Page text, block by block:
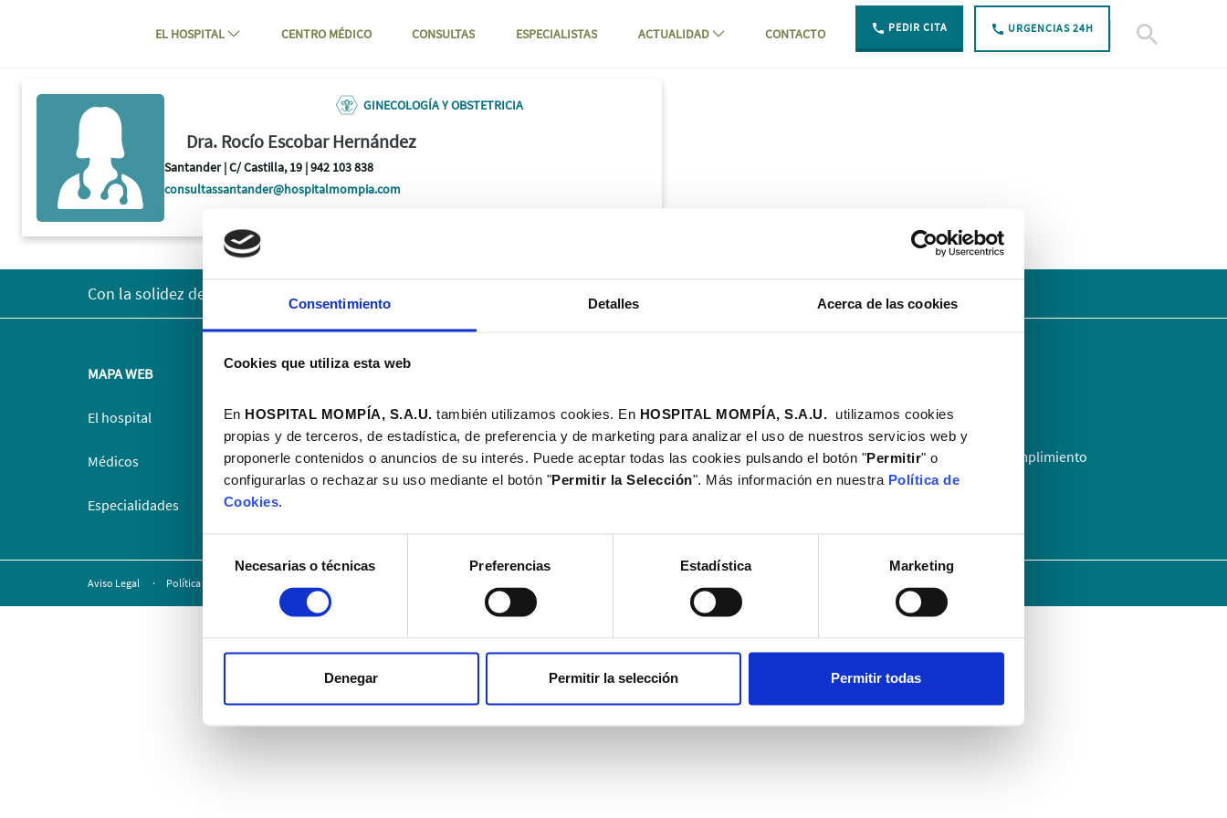
Consentimiento Detalles Acerca de las cookies
Cookies que utiliza esta web
En HOSPITAL MOMPÍA, S.A.U. también utilizamos cookies. En HOSPITAL MOMPÍA, S.A.U. utilizamos cookies
propias y de terceros, de estadística, de preferencia y de marketing para analizar el uso de nuestros servicios web y
proponerle contenidos o anuncios de su interés. Puede aceptar todas las cookies pulsando el botón "Permitir" o
configurarlas o rechazar su uso mediante el botón "Permitir la Selección". Más información en nuestra Política de
Cookies.
consentimiento
Necesarias o técnicas Preferencias Estadística Marketing
Denegar Permitir la selección Permitir todas
NavegaciónEL HOSPITAL CENTRO MÉDICO CONSULTAS ESPECIALISTAS ACTUALIDAD CONTACTO PEDIR CITA URGENCIAS 24H
Dra. Rocío Escobar Hernández - Hospital Mompía
GINECOLOGÍA Y OBSTETRICIA
Dra. Rocío Escobar Hernández
Santander | C/ Castilla, 19 | 942 103 838
consultassantander@hospitalmompia.com
Con la solidez del Grupo AXA
MAPA WEB
El hospital
Médicos
Especialidades
Pacientes
Docencia
Politica de Redes Sociales
Cómo llegar
Trabajamos con tu aseguradora Código Ético y de Cumplimiento
Aviso Legal Política de privacidad